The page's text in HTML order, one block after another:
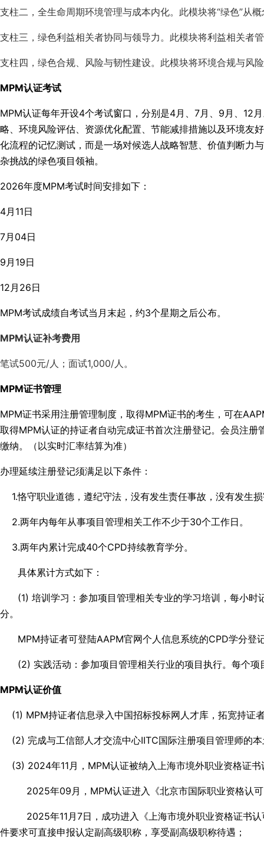
支柱二，全生命周期环境管理与成本内化。此模块将“绿色”从
支柱三，绿色利益相关者协同与领导力。此模块将利益相关者
支柱四，绿色合规、风险与韧性建设。此模块将环境合规与风
MPM认证考试
MPM认证每年开设4个考试窗口，分别是4月、7月、9月、12
略、环境风险评估、资源优化配置、节能减排措施以及环境友
化流程的记忆测试，而是一场对候选人战略智慧、价值判断力
杂挑战的绿色项目领袖。
2026年度MPM考试时间安排如下：
4月11日
7月04日
9月19日
12月26日
MPM考试成绩自考试当月末起，约3个星期之后公布。
MPM认证补考费用
笔试500元/人；面试1,000/人。
MPM证书管理
MPM证书采用注册管理制度，取得MPM证书的考生，可在
取得MPM认证的持证者自动完成证书首次注册登记。会员注
缴纳。（以实时汇率结算为准）
办理延续注册登记须满足以下条件：
1.恪守职业道德，遵纪守法，没有发生责任事故，没有发生
2.两年内每年从事项目管理相关工作不少于30个工作日。
3.两年内累计完成40个CPD持续教育学分。
具体累计方式如下：
(1) 培训学习：参加项目管理相关专业的学习培训，每小时
分。
MPM持证者可登陆AAPM官网个人信息系统的CPD学分登
(2) 实践活动：参加项目管理相关行业的项目执行。每个项
MPM认证价值
(1) MPM持证者信息录入中国招标投标网人才库，拓宽持证
(2) 完成与工信部人才交流中心IITC国际注册项目管理师的
(3) 2024年11月，MPM认证被纳入上海市境外职业资格证书
2025年09月，MPM认证进入《北京市国际职业资格认可
2025年11月7日，成功进入《上海市境外职业资格证书认
件要求可直接申报认定副高级职称，享受副高级职称待遇；